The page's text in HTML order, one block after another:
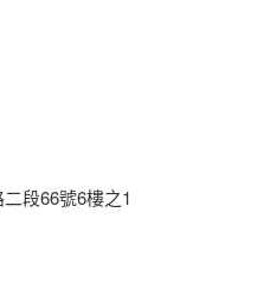
段66號6樓之1